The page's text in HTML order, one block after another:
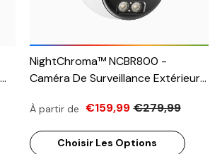
NightChroma™ NCBR800 -
Caméra De Surveillance Extérieure
Bleue, 3840x2160@25 Fps, Vision
Nocturne En Couleur Et
Infrarouge, Détection Personnes-
À partir de €159,99 €279,99
Choisir Les Options